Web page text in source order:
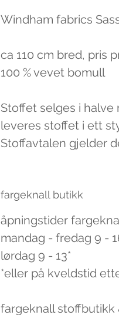
Windham fabrics
ca 110 cm bred, pris
100 % vevet bomull
Stoffet selges i halve
leveres stoffet i ett
Stoffavtalen gjelder
fargeknall butikk
åpningstider
mandag - fredag 9 -
lørdag 9 - 13*
*eller på kveldstid
fargeknall stoffbutikk